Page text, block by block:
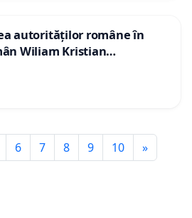
autorităților române în
Wiliam Kristian
în Danemarca de
6 7 8 9 10 »